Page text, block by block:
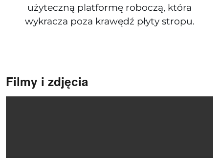
użyteczną platformę roboczą, która
wykracza poza krawędź płyty stropu.
Filmy i zdjęcia